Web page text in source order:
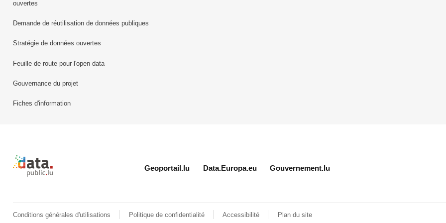
ouvertes
Demande de réutilisation de données publiques
Stratégie de données ouvertes
Feuille de route pour l'open data
Gouvernance du projet
Fiches d'information
Retour à l'accueil de data.public.lu
Geoportail.lu Data.Europa.eu Gouvernement.lu
Conditions générales d'utilisations Politique de confidentialité Accessibilité Plan du site